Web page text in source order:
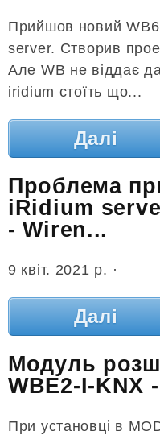
Прийшов новий
server. Створив
Але WB не віддає
iridium стоїть що...
Далі
Проблема
iRidium
- Wiren...
9 квіт. 2021 р. ·
Далі
Модуль
WBE2-I-KNX
При установці в